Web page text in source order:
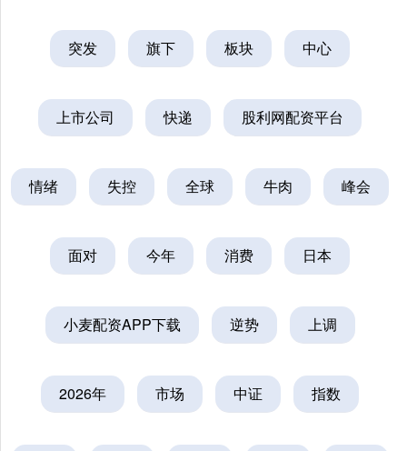
突发 旗下 板块 中心
上市公司 快递 股利网配资平台
情绪 失控 全球 牛肉 峰会
面对 今年 消费 日本
小麦配资APP下载 逆势 上调
2026年 市场 中证 指数